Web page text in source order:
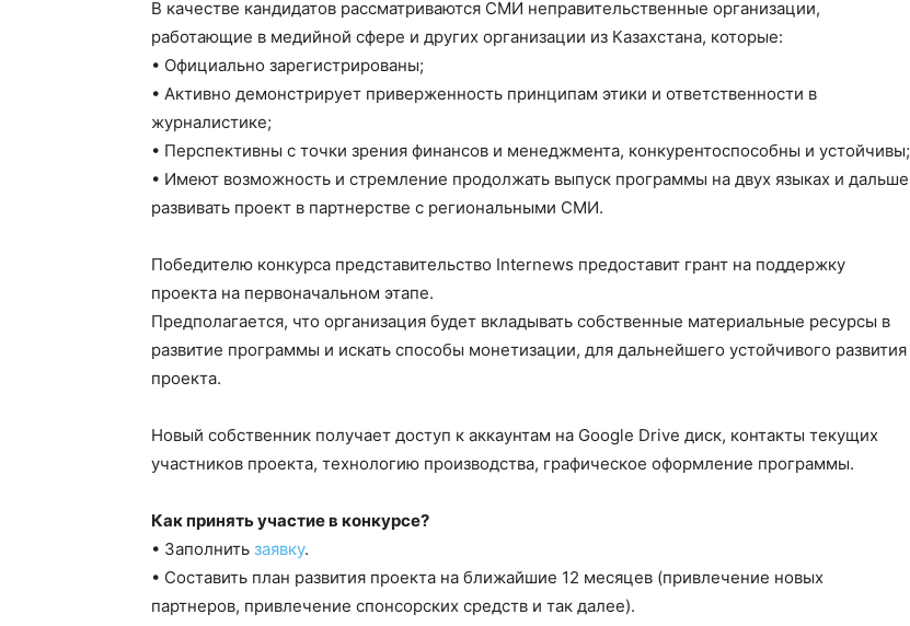
В качестве кандидатов рассматриваются СМИ неправительственные организации,
работающие в медийной сфере и других организации из Казахстана, которые:
• Официально зарегистрированы;
• Активно демонстрирует приверженность принципам этики и ответственности в
журналистике;
• Перспективны с точки зрения финансов и менеджмента, конкурентоспособны и устойчивы;
• Имеют возможность и стремление продолжать выпуск программы на двух языках и дальше
развивать проект в партнерстве с региональными СМИ.
Победителю конкурса представительство Internews предоставит грант на поддержку
проекта на первоначальном этапе.
Предполагается, что организация будет вкладывать собственные материальные ресурсы в
развитие программы и искать способы монетизации, для дальнейшего устойчивого развития
проекта.
Новый собственник получает доступ к аккаунтам на Google Drive диск, контакты текущих
участников проекта, технологию производства, графическое оформление программы.
Как принять участие в конкурсе?
• Заполнить заявку.
• Составить план развития проекта на ближайшие 12 месяцев (привлечение новых
партнеров, привлечение спонсорских средств и так далее).